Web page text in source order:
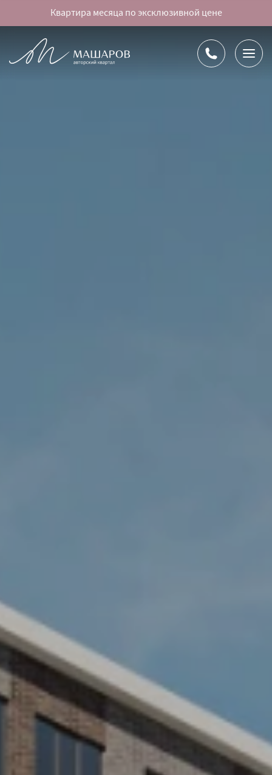
Квартира месяца по эксклюзивной цене